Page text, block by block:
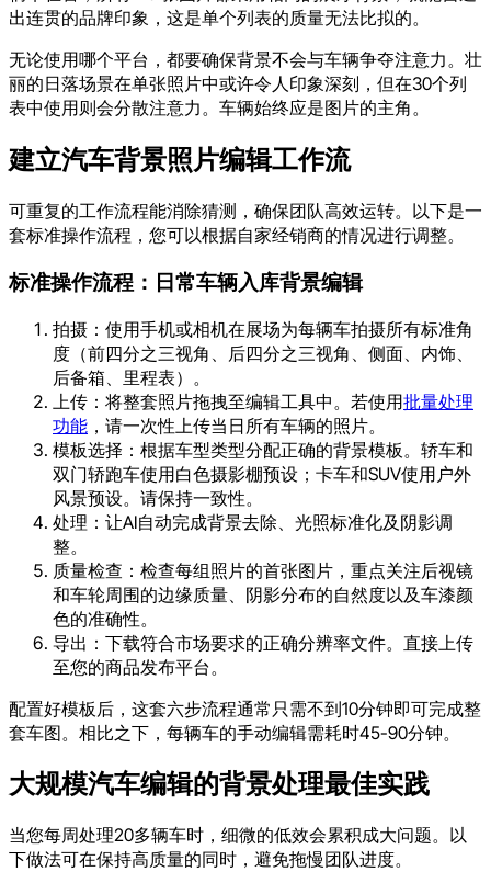
出连贯的品牌印象，这是单个列表的质量无法比拟的。
无论使用哪个平台，都要确保背景不会与车辆争夺注意力。壮
丽的日落场景在单张照片中或许令人印象深刻，但在30个列
表中使用则会分散注意力。车辆始终应是图片的主角。
建立汽车背景照片编辑工作流
可重复的工作流程能消除猜测，确保团队高效运转。以下是一
套标准操作流程，您可以根据自家经销商的情况进行调整。
标准操作流程：日常车辆入库背景编辑
拍摄：使用手机或相机在展场为每辆车拍摄所有标准角
度（前四分之三视角、后四分之三视角、侧面、内饰、
后备箱、里程表）。
上传：将整套照片拖拽至编辑工具中。若使用批量处理
功能 ，请一次性上传当日所有车辆的照片。
模板选择：根据车型类型分配正确的背景模板。轿车和
双门轿跑车使用白色摄影棚预设；卡车和SUV使用户外
风景预设。请保持一致性。
处理：让AI自动完成背景去除、光照标准化及阴影调
整。
质量检查：检查每组照片的首张图片，重点关注后视镜
和车轮周围的边缘质量、阴影分布的自然度以及车漆颜
色的准确性。
导出：下载符合市场要求的正确分辨率文件。直接上传
至您的商品发布平台。
配置好模板后，这套六步流程通常只需不到10分钟即可完成整
套车图。相比之下，每辆车的手动编辑需耗时45-90分钟。
大规模汽车编辑的背景处理最佳实践
当您每周处理20多辆车时，细微的低效会累积成大问题。以
下做法可在保持高质量的同时，避免拖慢团队进度。